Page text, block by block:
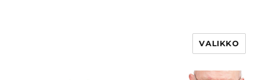
VALIKKO